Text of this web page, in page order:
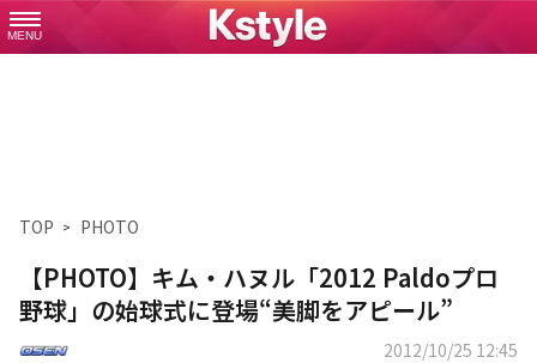
MENU
TOP PHOTO
【PHOTO】キム・ハヌル「2012 Paldoプロ
野球」の始球式に登場“美脚をアピール”
2012/10/25 12:45